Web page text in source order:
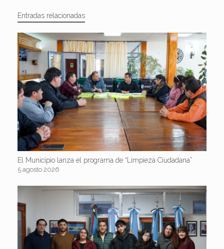
Entradas relacionadas
El Municipio lanza el programa de “Limpieza Ciudadana”
5 agosto 2026